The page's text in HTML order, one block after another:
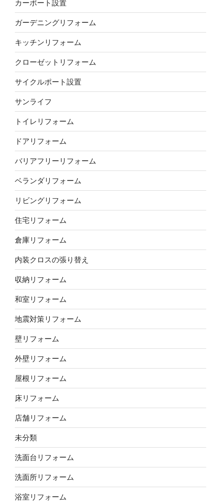
カーポート設置
ガーデニングリフォーム
キッチンリフォーム
クローゼットリフォーム
サイクルポート設置
サンライフ
トイレリフォーム
ドアリフォーム
バリアフリーリフォーム
ベランダリフォーム
リビングリフォーム
住宅リフォーム
倉庫リフォーム
内装クロスの張り替え
収納リフォーム
和室リフォーム
地震対策リフォーム
壁リフォーム
外壁リフォーム
屋根リフォーム
床リフォーム
店舗リフォーム
未分類
洗面台リフォーム
洗面所リフォーム
浴室リフォーム